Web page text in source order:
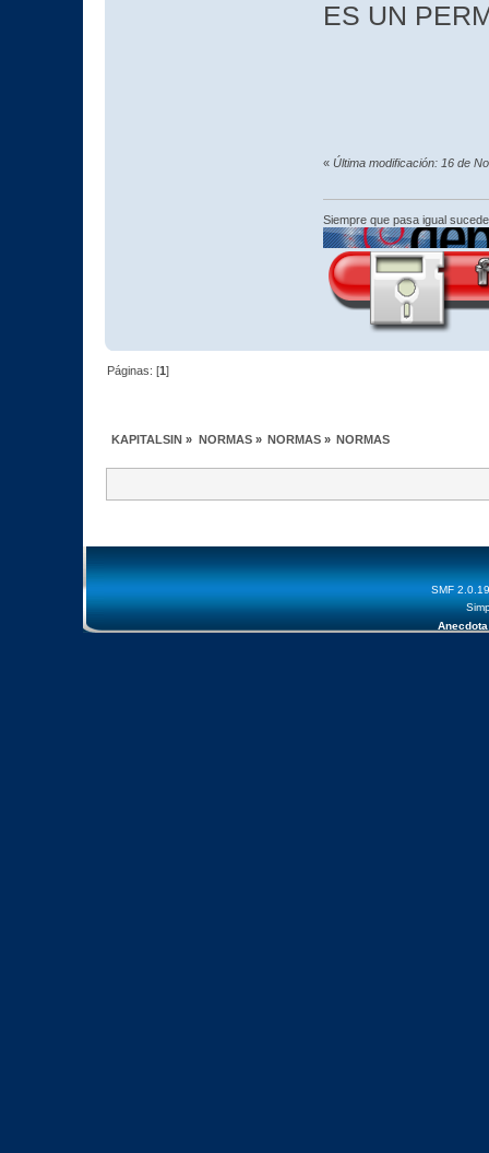
ES UN
« Última modificación: 16 de
Siempre que pasa igual
Páginas: [1]
KAPITALSIN » NORMAS» NORMAS» NORMAS
SMF 2.0.19
Anecdota